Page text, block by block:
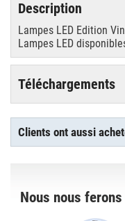
Description
Lampes LED Edition
Lampes LED
Téléchargements
Clients ont aussi
Nous nous